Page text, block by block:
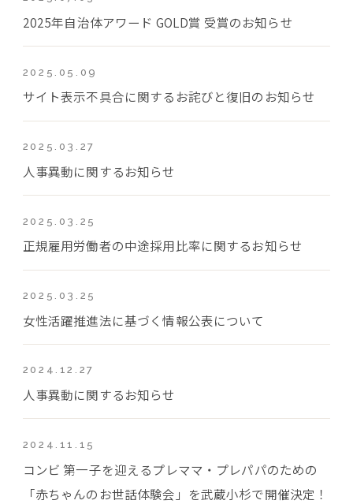
2025年自治体アワード GOLD賞 受賞のお知らせ
2025.05.09
サイト表示不具合に関するお詫びと復旧のお知らせ
2025.03.27
人事異動に関するお知らせ
2025.03.25
正規雇用労働者の中途採用比率に関するお知らせ
2025.03.25
女性活躍推進法に基づく情報公表について
2024.12.27
人事異動に関するお知らせ
2024.11.15
コンビ 第一子を迎えるプレママ・プレパパのための
「赤ちゃんのお世話体験会」を武蔵小杉で開催決定！